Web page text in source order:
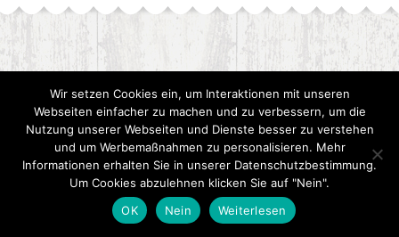
Kontaktmöglichkeiten
Für Rückfragen oder weitere Informationen zu meinen
Rezepten stehe ich dir gerne zur Verfügung.
Am Weinberg 7, 91567 Herrieden
Wir setzen Cookies ein, um Interaktionen mit unseren
Webseiten einfacher zu machen und zu verbessern, um die
Nutzung unserer Webseiten und Dienste besser zu verstehen
und um Werbemaßnahmen zu personalisieren. Mehr
Informationen erhalten Sie in unserer Datenschutzbestimmung.
Um Cookies abzulehnen klicken Sie auf "Nein".
OK
Nein Weiterlesen